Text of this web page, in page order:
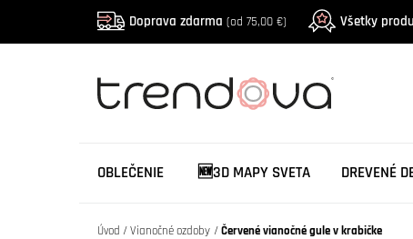
Doprava zdarma (od 75,00 €) Všetky
OBLEČENIE 🆕3D MAPY SVETA DREVENÉ
Úvod Vianočné ozdoby Červené vianočné gule v krabičke